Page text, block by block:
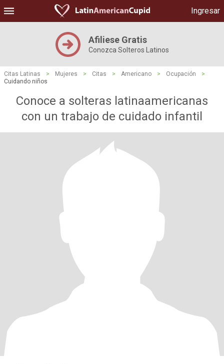
Ingresar
Afiliese Gratis
Conozca Solteros Latinos
Citas Latinas > Mujeres > Citas > Americano > Ocupación
>
Cuidando niños
Conoce a solteras latinaamericanas
con un trabajo de cuidado infantil